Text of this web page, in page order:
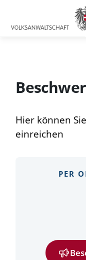
Zum
Hauptmenü
Zum
Inhalt
Zum
Footer
Hier können
einreichen
PER